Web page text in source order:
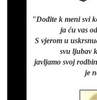
"Dođite k meni svi
ja ću vas
S vjerom u
svu ljubav
javljamo svoj
je